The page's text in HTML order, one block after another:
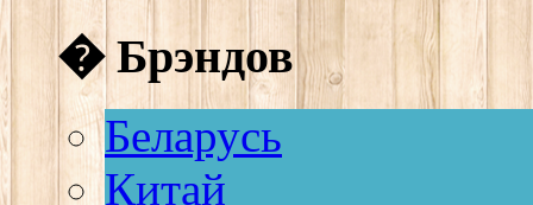
� Брэндов
Беларусь
Китай